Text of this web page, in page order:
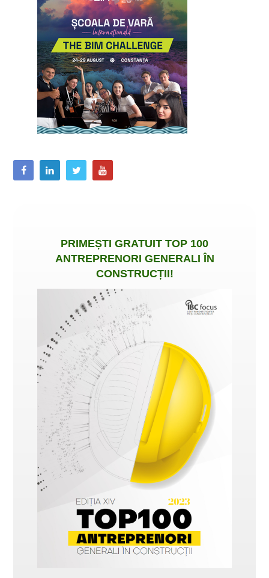
PRIMEȘTI GRATUIT TOP 100
ANTREPRENORI GENERALI ÎN
CONSTRUCȚII!